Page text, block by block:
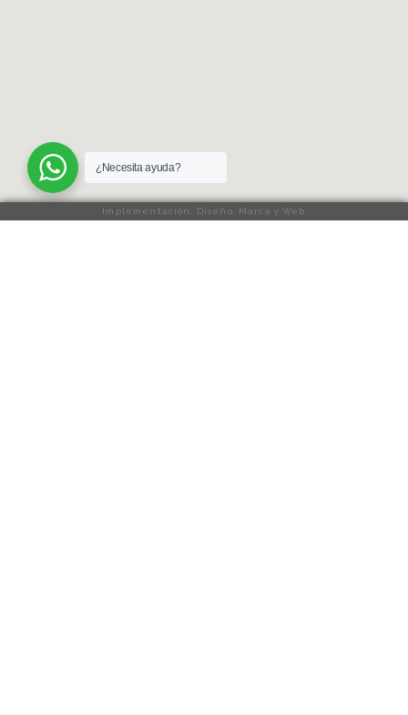
¿Necesita ayuda?
Implementación: Diseño, Marca y Web